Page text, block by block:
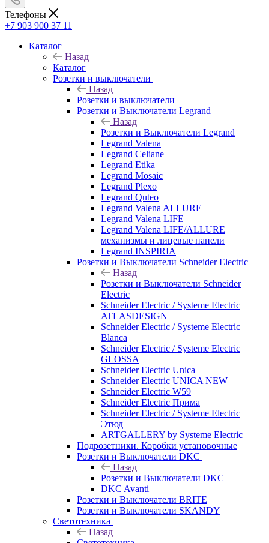
Телефоны
+7 903 900 37 11
Каталог
Назад
Каталог
Розетки и выключатели
Назад
Розетки и выключатели
Розетки и Выключатели Legrand
Назад
Розетки и Выключатели Legrand
Legrand Valena
Legrand Celiane
Legrand Etika
Legrand Mosaic
Legrand Plexo
Legrand Quteo
Legrand Valena ALLURE
Legrand Valena LIFE
Legrand Valena LIFE/ALLURE
механизмы и лицевые панели
Legrand INSPIRIA
Розетки и Выключатели Schneider Electric
Назад
Розетки и Выключатели Schneider
Electric
Schneider Electric / Systeme Electric
ATLASDESIGN
Schneider Electric / Systeme Electric
Blanca
Schneider Electric / Systeme Electric
GLOSSA
Schneider Electric Unica
Schneider Electric UNICA NEW
Schneider Electric W59
Schneider Electric Прима
Schneider Electric / Systeme Electric
Этюд
ARTGALLERY by Systeme Electric
Подрозетники. Коробки установочные
Розетки и Выключатели DKC
Назад
Розетки и Выключатели DKC
DKC Avanti
Розетки и Выключатели BRITE
Розетки и Выключатели SKANDY
Светотехника
Назад